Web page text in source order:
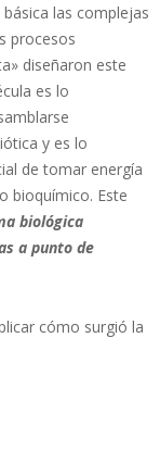
las complejas
procesos
diseñaron este
es lo
y es lo
de tomar energía
bioquímico. Este
biológica
a punto de
cómo surgió la